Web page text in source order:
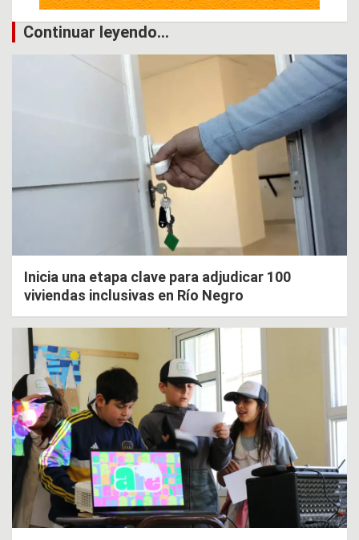
Continuar leyendo...
Inicia una etapa clave para adjudicar 100
viviendas inclusivas en Río Negro